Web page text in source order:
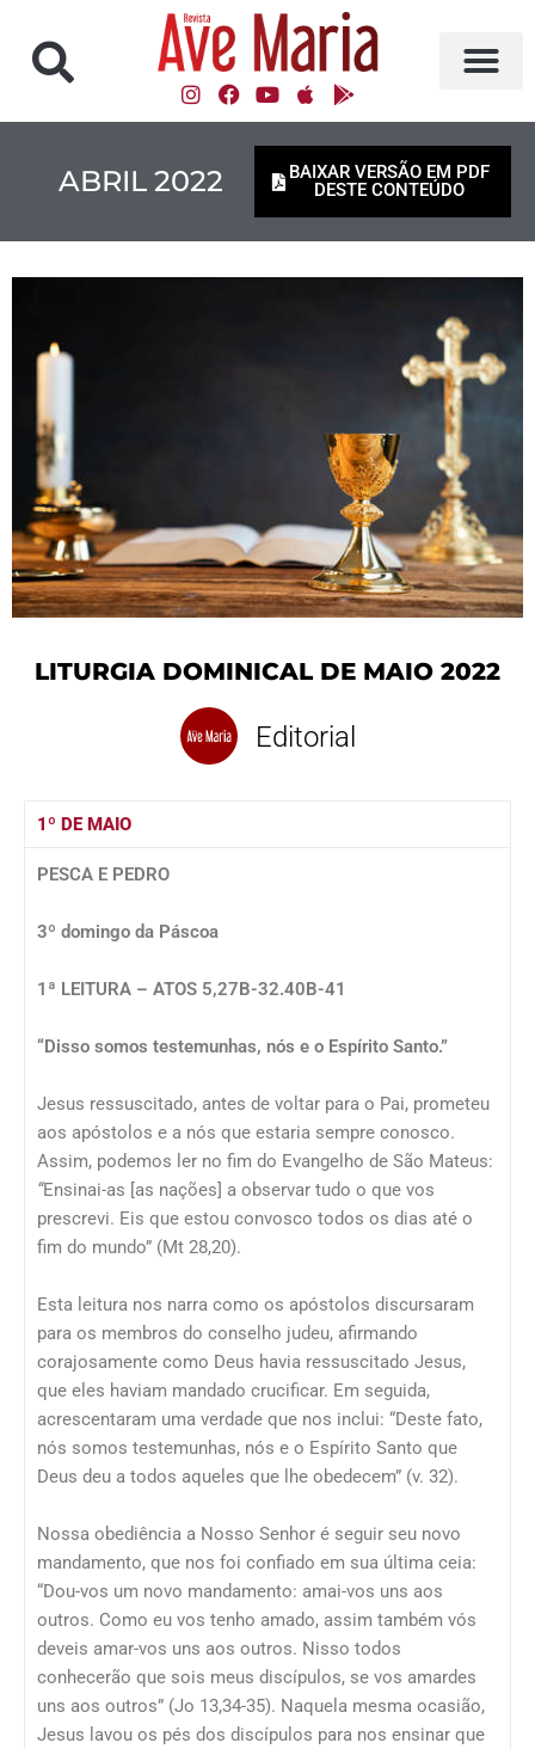
ABRIL 2022
BAIXAR VERSÃO EM PDF
DESTE CONTEÚDO
LITURGIA DOMINICAL DE MAIO 2022
Editorial
1º DE MAIO
PESCA E PEDRO
3º domingo da Páscoa
1ª LEITURA – ATOS 5,27B-32.40B-41
“Disso somos testemunhas, nós e o Espírito Santo.”
Jesus ressuscitado, antes de voltar para o Pai, prometeu
aos apóstolos e a nós que estaria sempre conosco.
Assim, podemos ler no fim do Evangelho de São Mateus:
“Ensinai-as [as nações] a observar tudo o que vos
prescrevi. Eis que estou convosco todos os dias até o
fim do mundo” (Mt 28,20).
Esta leitura nos narra como os apóstolos discursaram
para os membros do conselho judeu, afirmando
corajosamente como Deus havia ressuscitado Jesus,
que eles haviam mandado crucificar. Em seguida,
acrescentaram uma verdade que nos inclui: “Deste fato,
nós somos testemunhas, nós e o Espírito Santo que
Deus deu a todos aqueles que lhe obedecem” (v. 32).
Nossa obediência a Nosso Senhor é seguir seu novo
mandamento, que nos foi confiado em sua última ceia:
“Dou-vos um novo mandamento: amai-vos uns aos
outros. Como eu vos tenho amado, assim também vós
deveis amar-vos uns aos outros. Nisso todos
conhecerão que sois meus discípulos, se vos amardes
uns aos outros” (Jo 13,34-35). Naquela mesma ocasião,
Jesus lavou os pés dos discípulos para nos ensinar que